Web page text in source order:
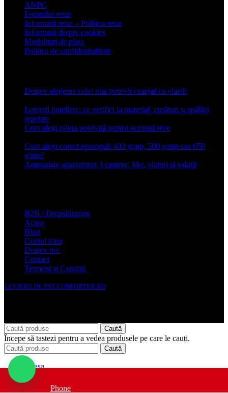
ANPC
Formular retur
Informatii retur – Politica retur
Informatii despre cookies
Modalitati de plata
Politica de confidentialitate
Despre alegerea celui mai potrivit cearșaf cu elastic
Lenjerii hoteliere: ce verifici la material, cusături și spălări
repetate
Cum alegi pilota potrivită pentru sezonul rece
Cum alegi corect prosopul: 400 g/mp, 500 g/mp sau 650
g/mp?
Amenajare apartament 3 camere: Idei, sfaturi si solutii
B2B / Dropshipping
Acasa
Blog
Contul meu
Despre noi
Contact
Termeni si Conditii
LENJERII DE PAT CONFORTER.RO
Caută
Începe să tastezi pentru a vedea produsele pe care le cauți.
Caută
Acasa
Merino by THS
Baie
Phone